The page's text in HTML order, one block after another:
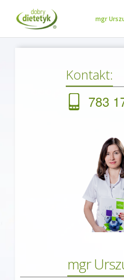
mgr
Kontakt:
783
mgr